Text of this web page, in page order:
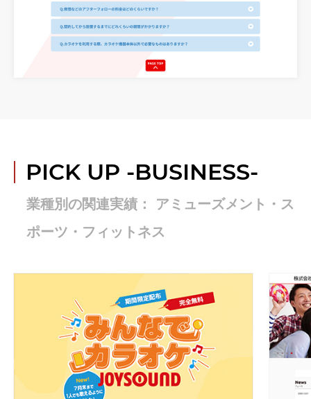
PICK UP -BUSINESS-
業種別の関連実績： アミューズメント・ス
ポーツ・フィットネス